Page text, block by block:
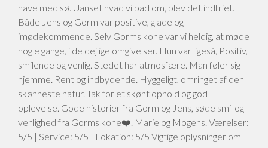
have med sø. Uanset hvad vi bad om, blev det indfriet.
Både Jens og Gorm var positive, glade og
imødekommende. Selv Gorms kone var vi heldig, at møde
nogle gange, i de dejlige omgivelser. Hun var ligeså, Positiv,
smilende og venlig. Stedet har atmosfære. Man føler sig
hjemme. Rent og indbydende. Hyggeligt, omringet af den
skønneste natur. Tak for et skønt ophold og god
oplevelse. Gode historier fra Gorm og Jens, søde smil og
venlighed fra Gorms kone❤️. Marie og Mogens. Værelser:
5/5 | Service: 5/5 | Lokation: 5/5 Vigtige oplysninger om